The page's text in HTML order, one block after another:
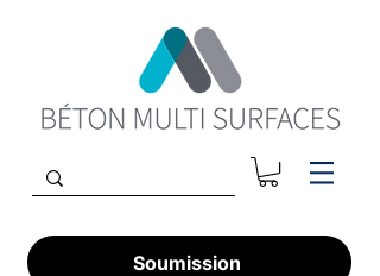
Soumission